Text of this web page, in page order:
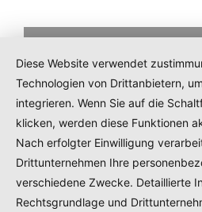
Impressum
Diese Website verwendet
Technologien von Drittanbietern,
integrieren. Wenn Sie auf die
klicken, werden diese Funktionen
Nach erfolgter Einwilligung
Drittunternehmen Ihre
verschiedene Zwecke. Detaillierte
Rechtsgrundlage und